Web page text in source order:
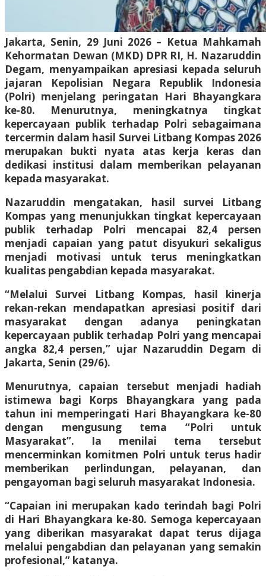
Jakarta, Senin, 29 Juni 2026 – Ketua Mahkamah
Kehormatan Dewan (MKD) DPR RI, H. Nazaruddin
Degam, menyampaikan apresiasi kepada seluruh
jajaran Kepolisian Negara Republik Indonesia
(Polri) menjelang peringatan Hari Bhayangkara
ke-80. Menurutnya, meningkatnya tingkat
kepercayaan publik terhadap Polri sebagaimana
tercermin dalam hasil Survei Litbang Kompas 2026
merupakan bukti nyata atas kerja keras dan
dedikasi institusi dalam memberikan pelayanan
kepada masyarakat.
Nazaruddin mengatakan, hasil survei Litbang
Kompas yang menunjukkan tingkat kepercayaan
publik terhadap Polri mencapai 82,4 persen
menjadi capaian yang patut disyukuri sekaligus
menjadi motivasi untuk terus meningkatkan
kualitas pengabdian kepada masyarakat.
“Melalui Survei Litbang Kompas, hasil kinerja
rekan-rekan mendapatkan apresiasi positif dari
masyarakat dengan adanya peningkatan
kepercayaan publik terhadap Polri yang mencapai
angka 82,4 persen,” ujar Nazaruddin Degam di
Jakarta, Senin (29/6).
Menurutnya, capaian tersebut menjadi hadiah
istimewa bagi Korps Bhayangkara yang pada
tahun ini memperingati Hari Bhayangkara ke-80
dengan mengusung tema “Polri untuk
Masyarakat”. Ia menilai tema tersebut
mencerminkan komitmen Polri untuk terus hadir
memberikan perlindungan, pelayanan, dan
pengayoman bagi seluruh masyarakat Indonesia.
“Capaian ini merupakan kado terindah bagi Polri
di Hari Bhayangkara ke-80. Semoga kepercayaan
yang diberikan masyarakat dapat terus dijaga
melalui pengabdian dan pelayanan yang semakin
profesional,” katanya.